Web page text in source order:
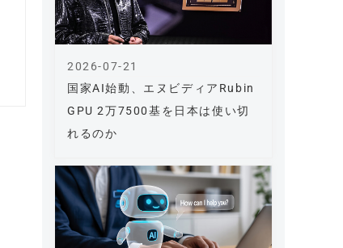
国家AI始動、エヌビディアRubin
GPU 2万7500基を日本は使い切
れるのか
2026-07-21